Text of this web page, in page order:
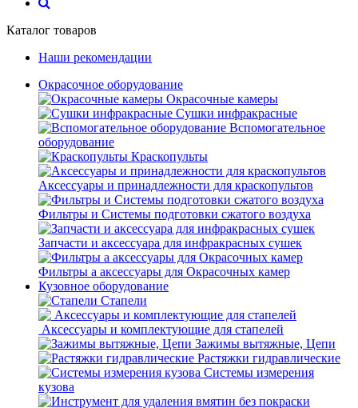
Каталог товаров
Наши рекомендации
Окрасочное оборудование
Окрасочные камеры
Сушки инфракрасные
Вспомогательное
оборудование
Краскопульты
Аксессуары и принадлежности для краскопультов
Фильтры и Системы подготовки сжатого воздуха
Запчасти и аксессуара для инфракрасных сушек
Фильтры а аксессуары для Окрасочных камер
Кузовное оборудование
Стапели
Аксессуары и комплектующие для стапелей
Зажимы вытяжные, Цепи
Растяжки гидравлические
Системы измерения
кузова